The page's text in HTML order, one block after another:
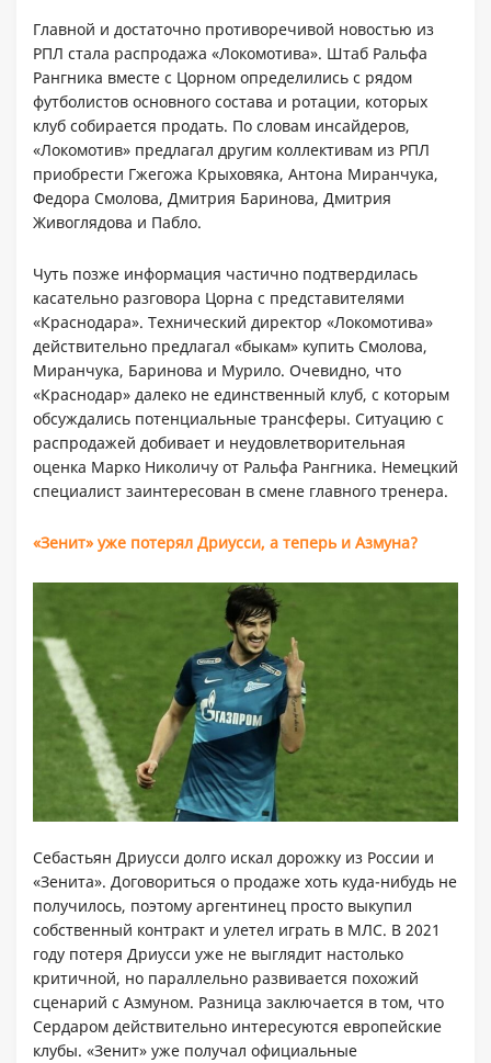
Главной и достаточно противоречивой новостью из
РПЛ стала распродажа «Локомотива». Штаб Ральфа
Рангника вместе с Цорном определились с рядом
футболистов основного состава и ротации, которых
клуб собирается продать. По словам инсайдеров,
«Локомотив» предлагал другим коллективам из РПЛ
приобрести Гжегожа Крыховяка, Антона Миранчука,
Федора Смолова, Дмитрия Баринова, Дмитрия
Живоглядова и Пабло.
Чуть позже информация частично подтвердилась
касательно разговора Цорна с представителями
«Краснодара». Технический директор «Локомотива»
действительно предлагал «быкам» купить Смолова,
Миранчука, Баринова и Мурило. Очевидно, что
«Краснодар» далеко не единственный клуб, с которым
обсуждались потенциальные трансферы. Ситуацию с
распродажей добивает и неудовлетворительная
оценка Марко Николичу от Ральфа Рангника. Немецкий
специалист заинтересован в смене главного тренера.
«Зенит» уже потерял Дриусси, а теперь и Азмуна?
Себастьян Дриусси долго искал дорожку из России и
«Зенита». Договориться о продаже хоть куда-нибудь не
получилось, поэтому аргентинец просто выкупил
собственный контракт и улетел играть в МЛС. В 2021
году потеря Дриусси уже не выглядит настолько
критичной, но параллельно развивается похожий
сценарий с Азмуном. Разница заключается в том, что
Сердаром действительно интересуются европейские
клубы. «Зенит» уже получал официальные